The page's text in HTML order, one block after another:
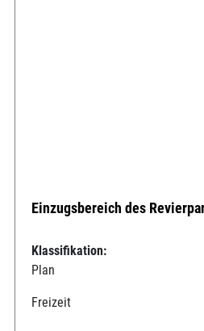
Einzugsbereich des
Klassifikation:
Plan
Freizeit